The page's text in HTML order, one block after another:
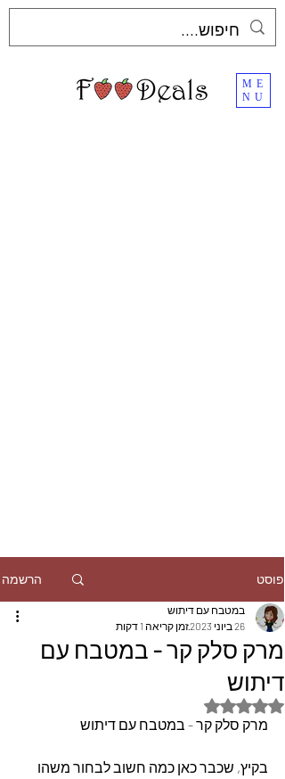
ME
NU
פוסט הרשמה
מרק סלק קר - במטבח עם
דיתוש
במטבח עם דיתוש
26 ביוני 2023
זמן קריאה 1 דקות
דירוג של NaN מתוך 5 כוכבים
מרק סלק קר - במטבח עם דיתוש
בקיץ, שכבר כאן כמה חשוב לבחור משהו